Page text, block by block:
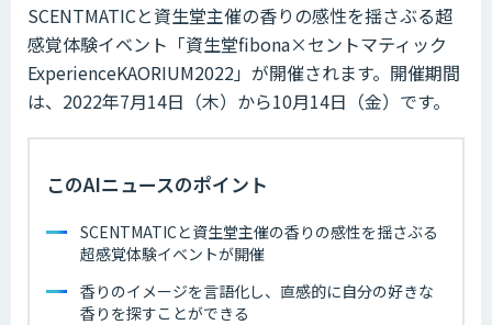
SCENTMATICと資生堂主催の香りの感性を揺さぶる超
感覚体験イベント「資生堂fibona×セントマティック
ExperienceKAORIUM2022」が開催されます。開催期間
は、2022年7月14日（木）から10月14日（金）です。
このAIニュースのポイント
SCENTMATICと資生堂主催の香りの感性を揺さぶる
超感覚体験イベントが開催
香りのイメージを言語化し、直感的に自分の好きな
香りを探すことができる